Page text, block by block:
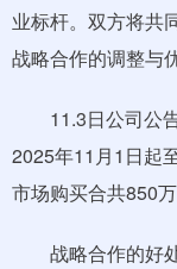
业标杆。双方将共
战略合作的调整与
11.3日公司公告
2025年11月1日起
市场购买合共850
战略合作的好